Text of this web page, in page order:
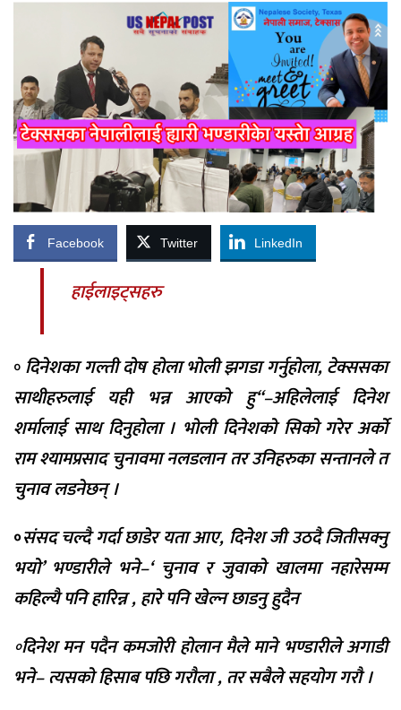
Facebook Twitter LinkedIn
हाईलाइट्सहरु
॰दिनेशका गल्ती दोष होला भोली झगडा गर्नुहोला, टेक्ससका
साथीहरुलाई यही भन्न आएको हु“–अहिलेलाई दिनेश
शर्मालाई साथ दिनुहोला । भोली दिनेशको सिको गरेर अर्को
राम श्यामप्रसाद चुनावमा नलडलान तर उनिहरुका सन्तानले त
चुनाव लडनेछन् ।
॰संसद चल्दै गर्दा छाडेर यता आए, दिनेश जी उठदै जितीसक्नु
भयो’ भण्डारीले भने–‘ चुनाव र जुवाको खालमा नहारेसम्म
कहिल्यै पनि हारिन्न , हारे पनि खेल्न छाडनु हुदैन
॰दिनेश मन पदैन कमजोरी होलान मैले माने भण्डारीले अगाडी
भने– त्यसको हिसाब पछि गरौला , तर सबैले सहयोग गरौ ।